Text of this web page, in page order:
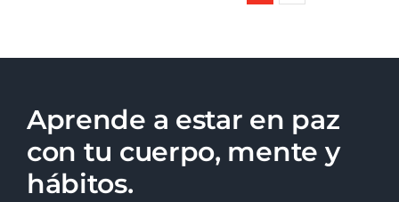
Aprende a estar en paz
con tu cuerpo, mente y
hábitos.